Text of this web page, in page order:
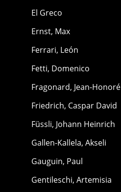
El Greco
Ernst, Max
Ferrari, León
Fetti, Domenico
Fragonard, Jean-Honoré
Friedrich, Caspar David
Füssli, Johann Heinrich
Gallen-Kallela, Akseli
Gauguin, Paul
Gentileschi, Artemisia